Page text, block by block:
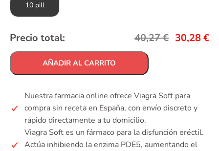
10 pill
Precio total: 40,27€ 30,28€
AÑADIR AL CARRITO
Nuestra farmacia online ofrece Viagra Soft para
compra sin receta en España, con envío discreto y
rápido directamente a tu domicilio.
Viagra Soft es un fármaco para la disfunción eréctil.
Actúa inhibiendo la enzima PDE5, aumentando el